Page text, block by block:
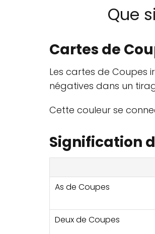
Que
Cartes de
Les cartes de Coupes
négatives dans un
Cette couleur se
Signification
As de Coupes
Deux de Coupes